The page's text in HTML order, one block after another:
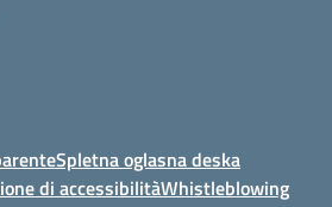
Spletna oglasna deska
di accessibilitàWhistleblowing